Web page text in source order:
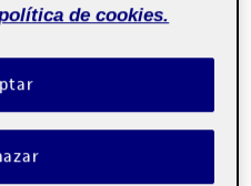
en PEC.4 – Análisis Crítico.
he decidido analizar por un
la app de Discord ya que soy
implementadas soluciones que
con alguna
de cookies.